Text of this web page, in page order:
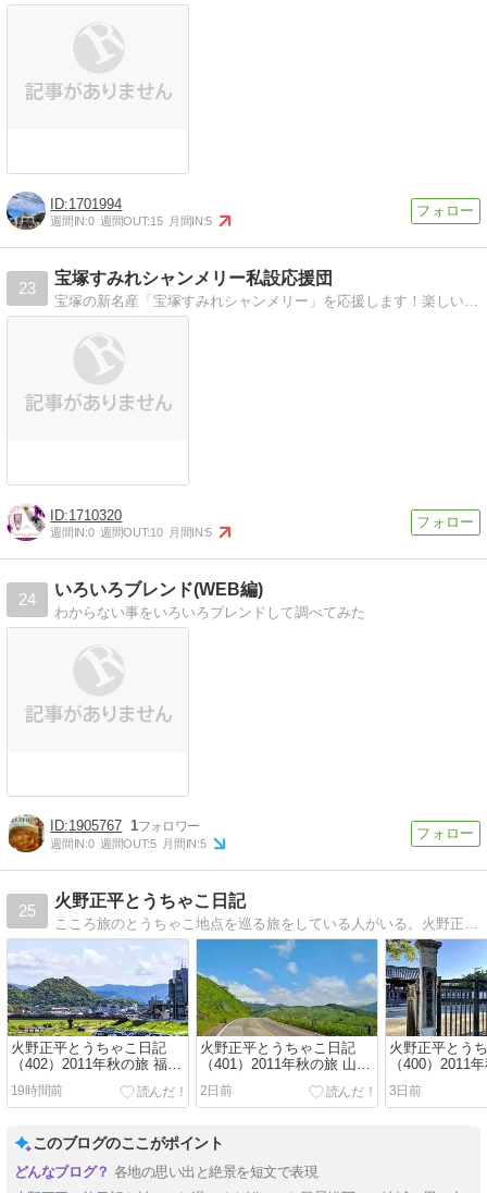
1701994
週間IN:0 週間OUT:15 月間IN:5
23
宝塚すみれシャンメリー私設応援団
宝塚の新名産「宝塚すみれシャンメリー」を応援します！楽しい写真やオリジナルカクテルのレシピを募集しています。
1710320
週間IN:0 週間OUT:10 月間IN:5
24
いろいろブレンド(WEB編)
わからない事をいろいろブレンドして調べてみた
1905767 1
週間IN:0 週間OUT:5 月間IN:5
25
火野正平とうちゃこ日記
こころ旅のとうちゃこ地点を巡る旅をしている人がいる。火野正平さんのとつとつと読むこころの風景を思い出しなんてことのない風景に思いをはせるのだ。
火野正平とうちゃこ日記
（402）2011年秋の旅 福岡
県 飯塚市 BS日本縦断ここ
ろ旅
19時間前
火野正平とうちゃこ日記
（401）2011年秋の旅 山口
県 美祢市 BS日本縦断ここ
ろ旅
2日前
火野正平とう
（400）2011
県 萩市 BS日
旅
3日前
このブログのここがポイント
各地の思い出と絶景を短文で表現